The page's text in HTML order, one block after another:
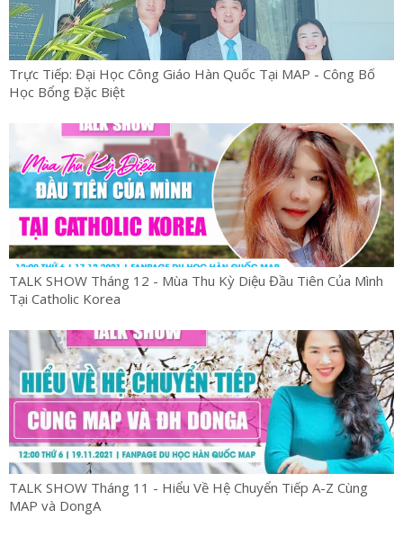
Trực Tiếp: Đại Học Công Giáo Hàn Quốc Tại MAP - Công Bố
Học Bổng Đặc Biệt
TALK SHOW Tháng 12 - Mùa Thu Kỳ Diệu Đầu Tiên Của Mình
Tại Catholic Korea
TALK SHOW Tháng 11 - Hiểu Về Hệ Chuyển Tiếp A-Z Cùng
MAP và DongA